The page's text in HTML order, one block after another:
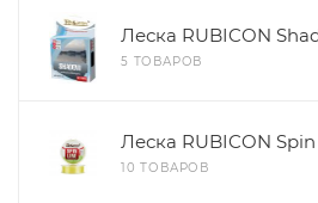
Леска RUBICON
5 ТОВАРОВ
Леска RUBICON
10 ТОВАРОВ